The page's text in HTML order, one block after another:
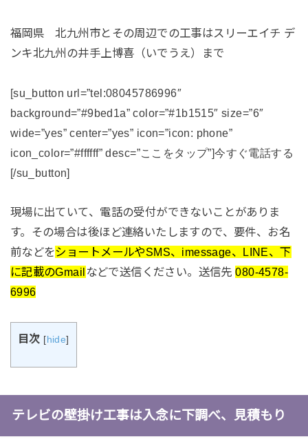
福岡県 北九州市とその周辺での工事はスリーエイチ デ
ンキ北九州の井手上博喜（いでうえ）まで
[su_button url=”tel:08045786996″
background=”#9bed1a” color=”#1b1515″ size=”6″
wide=”yes” center=”yes” icon=”icon: phone”
icon_color=”#ffffff” desc=”ここをタップ”]今すぐ電話する
[/su_button]
現場に出ていて、電話の受付ができないことがありま
す。その場合は後ほど連絡いたしますので、要件、お名
前などをショートメールやSMS、imessage、LINE、下
に記載のGmail などで送信ください。送信先080-4578-
6996
目次 [hide]
テレビの壁掛け工事は入念に下調べ、見積もり